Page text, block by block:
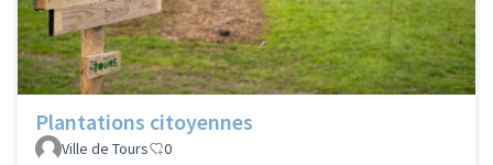
Plantations citoyennes
Ville de Tours 0